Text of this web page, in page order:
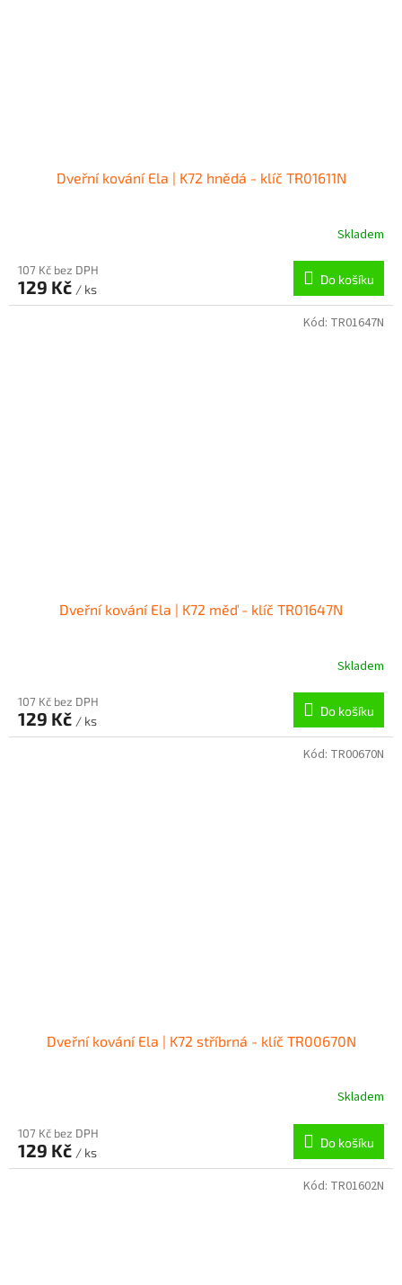
Dveřní kování Ela | K72 hnědá - klíč TR01611N
Skladem
107 Kč bez DPH
129 Kč / ks
Do košíku
Dveřní kování Ela | K72 měď - klíč TR01647N
Skladem
107 Kč bez DPH
129 Kč / ks
Do košíku
Kód: TR01647N
Dveřní kování Ela | K72 stříbrná - klíč TR00670N
Skladem
107 Kč bez DPH
129 Kč / ks
Do košíku
Kód: TR00670N
Kód: TR01602N